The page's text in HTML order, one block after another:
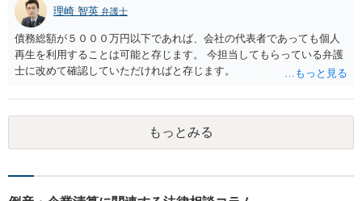
ますと、相手方は合同会社の社員にはなっていないとのことであり、
単なる資金提供者または貸主に過ぎないものと思われますので、こう
した一連の行動は正当化されるものではなく、即時の返還に応じない
場合には、厳正な対処等も必要になるかと思われます。 ご自身でのご
対応が難しい場合には、弁護士にも相談し、対応を検討されたほうが
理崎 智英 弁護士
債務総額が５０００万円以下であれば、会社の代表者であっても個人
再生を利用することは可能と存じます。 今担当してもらっている弁護
士に改めて確認していただければと存じます。
もっとみる